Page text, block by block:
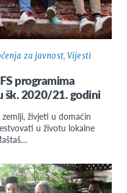
za javnost,Vijesti
programima
šk. 2020/21. godini
živjeti u domaćin
u životu lokalne